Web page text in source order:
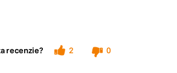
recenzie? 2
0